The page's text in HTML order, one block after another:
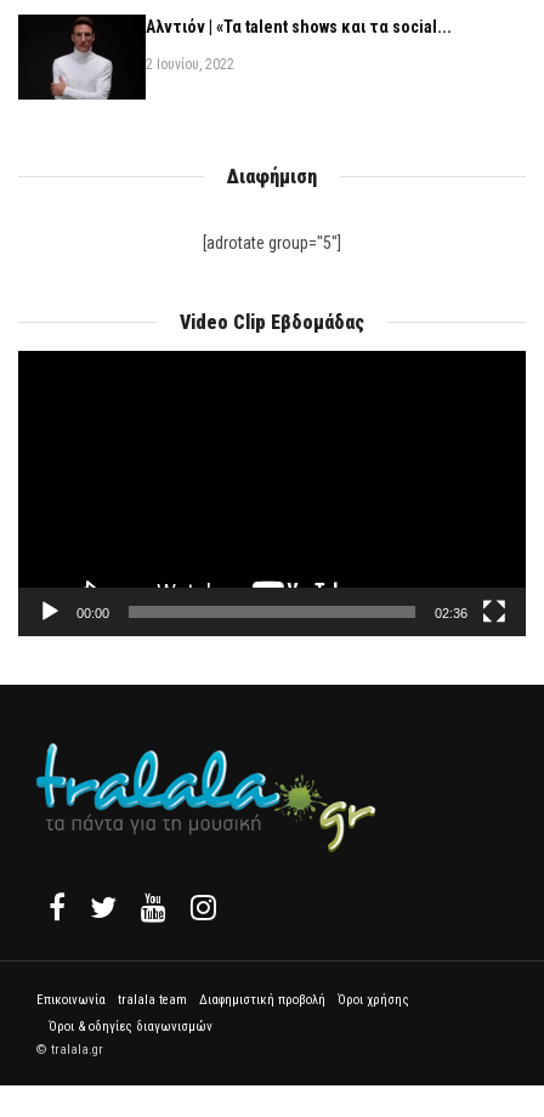
Αλντιόν | «Τα talent shows και τα social...
2 Ιουνίου, 2022
Διαφήμιση
[adrotate group="5"]
Video Clip Εβδομάδας
00:00 02:36
Επικοινωνία tralala team Διαφημιστική προβολή
Όροι χρήσης
Όροι & οδηγίες διαγωνισμών
© tralala.gr